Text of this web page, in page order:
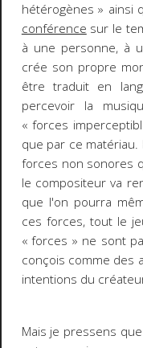
hétérogènes » ainsi
conférence sur le
à une personne, à
crée son propre
être traduit en
percevoir la
« forces
que par ce
forces non sonores
le compositeur va
que l'on pourra
ces forces, tout le
« forces » ne sont
conçois comme des
intentions du
Mais je pressens